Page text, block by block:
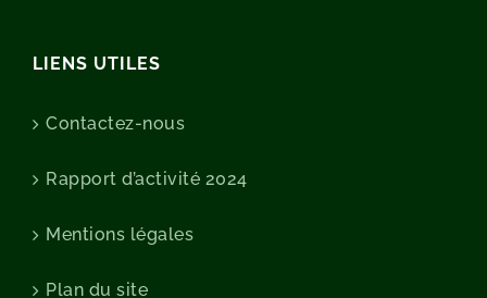
LIENS UTILES
Contactez-nous
Rapport d’activité 2024
Mentions légales
Plan du site